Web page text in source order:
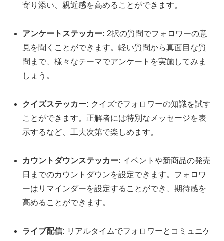
寄り添い、親近感を高めることができます。
アンケートステッカー: 2択の質問でフォロワーの意
見を聞くことができます。軽い質問から真面目な質
問まで、様々なテーマでアンケートを実施してみま
しょう。
クイズステッカー: クイズでフォロワーの知識を試す
ことができます。正解者には特別なメッセージを表
示するなど、工夫次第で楽しめます。
カウントダウンステッカー: イベントや新商品の発売
日までのカウントダウンを設定できます。フォロワ
ーはリマインダーを設定することができ、期待感を
高めることができます。
ライブ配信: リアルタイムでフォロワーとコミュニケ